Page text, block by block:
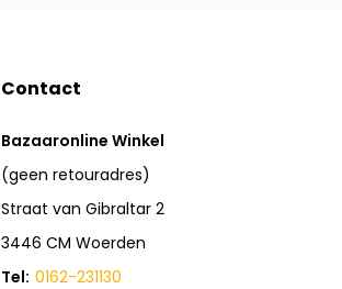
Contact
Bazaaronline Winkel
(geen retouradres)
Straat van Gibraltar 2
3446 CM Woerden
Tel: 0162-231130